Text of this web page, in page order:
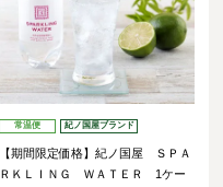
常温便 紀ノ国屋ブランド
【期間限定価格】紀ノ国屋 ＳＰＡ
ＲＫＬＩＮＧ ＷＡＴＥＲ 1ケー